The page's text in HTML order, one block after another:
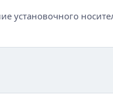
установочного